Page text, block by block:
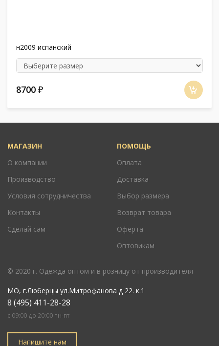
н2009 испанский
8700 ₽
МАГАЗИН
О компании
Производство
Условия сотрудничества
Контакты
Сделай сам
ПОМОЩЬ
Оплата
Доставка
Выбор размера
Возврат товара
Оферта
Оптовикам
© 2020 г. Одежда оптом и в розницу от производителя
МО, г.Люберцы ул.Митрофанова д 22. к.1
8 (495) 411-28-28
c 09:00 до 20:00 пн-пт
Напишите нам